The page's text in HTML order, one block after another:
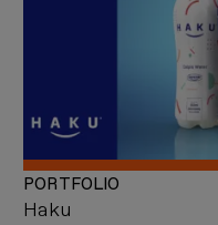
Haku
PORTFOLIO